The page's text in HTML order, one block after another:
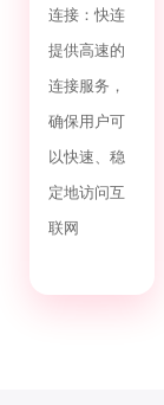
连接：快连
提供高速的
连接服务，
确保用户可
以快速、稳
定地访问互
联网